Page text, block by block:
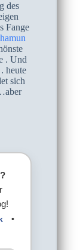
des
Fange
. Und
heute
sich
•